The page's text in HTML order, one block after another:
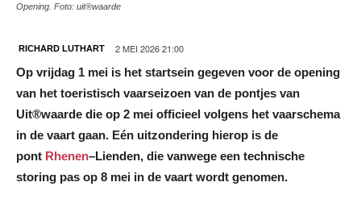
Opening. Foto: uit®waarde
RICHARD LUTHART 2 MEI 2026 21:00
Op vrijdag 1 mei is het startsein gegeven voor de opening
van het toeristisch vaarseizoen van de pontjes van
Uit®waarde die op 2 mei officieel volgens het vaarschema
in de vaart gaan. Eén uitzondering hierop is de
pont Rhenen–Lienden, die vanwege een technische
storing pas op 8 mei in de vaart wordt genomen.